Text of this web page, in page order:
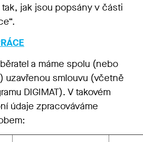
jak jsou popsány v části
a máme spolu (nebo
smlouvu (včetně
DIGIMAT). V takovém
údaje zpracováváme